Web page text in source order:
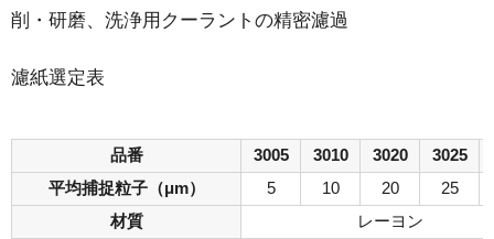
削・研磨、洗浄用クーラントの精密濾過
濾紙選定表
品番 3005 3010 3020 3025
平均捕捉粒子（μm）
5 10 20
25
材質
レーヨン